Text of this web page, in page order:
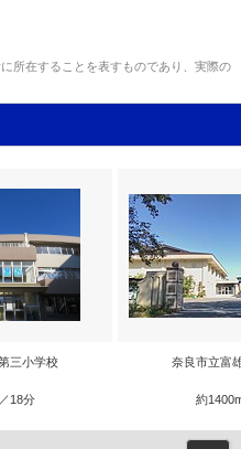
所在することを表すものであり、実際の
三小学校
18分
奈良市立富
約